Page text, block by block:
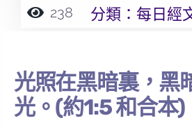
238 分類： 每日經
光照在黑暗裏，黑
光。(約1:5 和合本)